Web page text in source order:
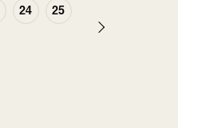
24 25
次